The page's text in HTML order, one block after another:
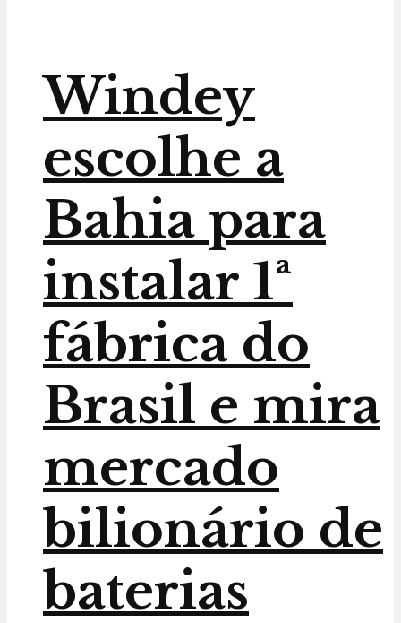
Windey
escolhe a
Bahia para
instalar 1ª
fábrica do
Brasil e mira
mercado
bilionário de
baterias